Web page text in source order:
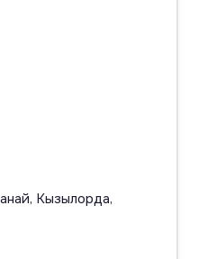
Кызылорда,